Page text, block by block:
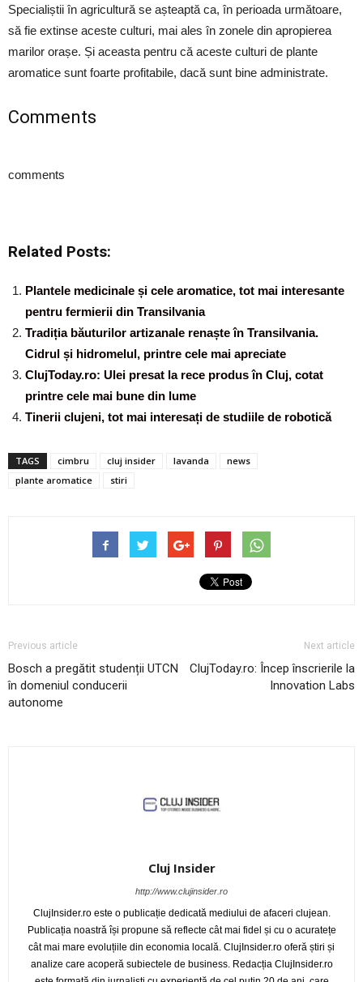
Specialiștii în agricultură se așteaptă ca, în perioada următoare,
să fie extinse aceste culturi, mai ales în zonele din apropierea
marilor orașe. Și aceasta pentru că aceste culturi de plante
aromatice sunt foarte profitabile, dacă sunt bine administrate.
Comments
comments
Related Posts:
Plantele medicinale și cele aromatice, tot mai interesante
pentru fermierii din Transilvania
Tradiția băuturilor artizanale renaște în Transilvania.
Cidrul și hidromelul, printre cele mai apreciate
ClujToday.ro: Ulei presat la rece produs în Cluj, cotat
printre cele mai bune din lume
Tinerii clujeni, tot mai interesați de studiile de robotică
TAGS cimbru cluj insider lavanda
news
plante aromatice
stiri
Previous article
Bosch a pregătit studenții UTCN
în domeniul conducerii
autonome
Next article
ClujToday.ro: Încep înscrierile la
Innovation Labs
Cluj Insider
http://www.clujinsider.ro
ClujInsider.ro este o publicație dedicată mediului de afaceri clujean.
Publicația noastră își propune să reflecte cât mai fidel și cu o acuratețe
cât mai mare evoluțiile din economia locală. ClujInsider.ro oferă știri și
analize care acoperă subiectele de business. Redacția ClujInsider.ro